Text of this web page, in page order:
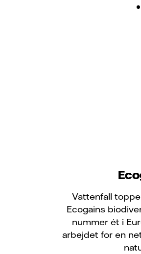
Vattenfall
Ecogains
nummer ét i
arbejdet for en